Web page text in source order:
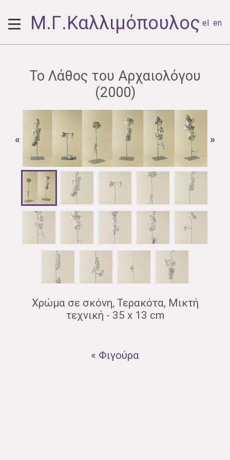
Μ.Γ.Καλλιμόπουλος el en
Το Λάθος του Αρχαιολόγου
(2000)
« »
Χρώμα σε σκόνη, Τερακότα, Μικτή
τεχνική - 35 x 13 cm
« Φιγούρα